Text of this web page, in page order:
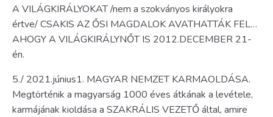
A VILÁGKIRÁLYOKAT /nem a szokványos királyokra
értve/ CSAKIS AZ ŐSI MAGDALOK AVATHATTÁK FEL…
AHOGY A VILÁGKIRÁLYNŐT IS 2012.DECEMBER 21-
én.
5./ 2021.június1. MAGYAR NEMZET KARMAOLDÁSA.
Megtörténik a magyarság 1000 éves átkának a levétele,
karmájának kioldása a SZAKRÁLIS VEZETŐ által, amire